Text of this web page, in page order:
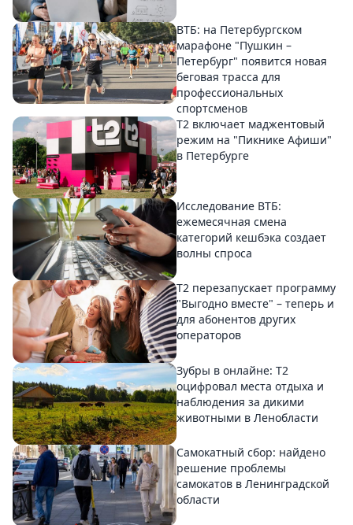
ВТБ: на Петербургском
марафоне "Пушкин –
Петербург" появится новая
беговая трасса для
профессиональных
спортсменов
Т2 включает маджентовый
режим на "Пикнике Афиши"
в Петербурге
Исследование ВТБ:
ежемесячная смена
категорий кешбэка создает
волны спроса
Т2 перезапускает программу
"Выгодно вместе" – теперь и
для абонентов других
операторов
Зубры в онлайне: Т2
оцифровал места отдыха и
наблюдения за дикими
животными в Ленобласти
Самокатный сбор: найдено
решение проблемы
самокатов в Ленинградской
области